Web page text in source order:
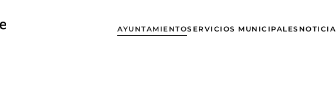
AYUNTAMIENTOSERVICIOS MUNICIPALES